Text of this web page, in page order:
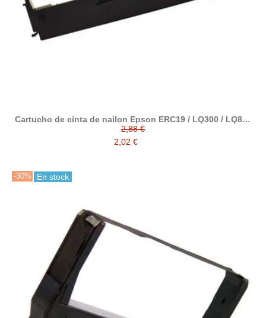
Cartucho de cinta de nailon Epson ERC19 / LQ300 / LQ800
alternativo a Epson C13S015021
2,88 €
2,02 €
-30% En stock